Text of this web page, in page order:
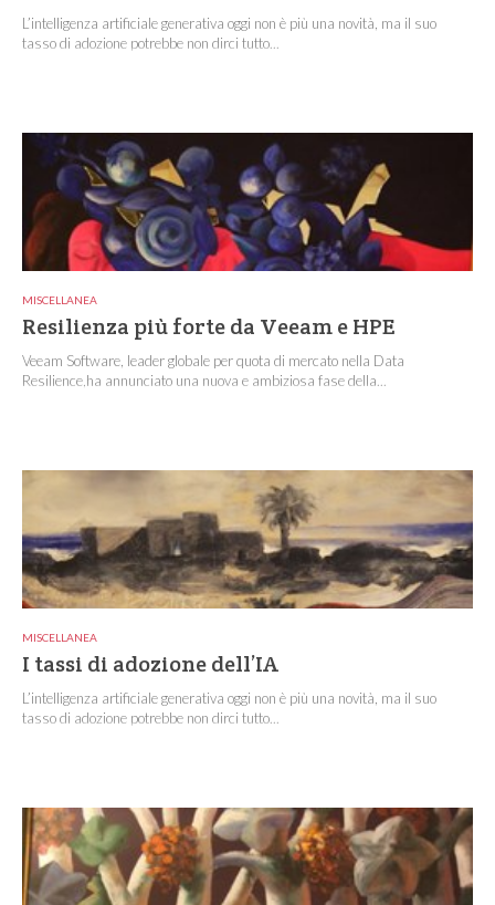
L’intelligenza artificiale generativa oggi non è più una novità, ma il suo
tasso di adozione potrebbe non dirci tutto...
MISCELLANEA
Resilienza più forte da Veeam e HPE
Veeam Software, leader globale per quota di mercato nella Data
Resilience,ha annunciato una nuova e ambiziosa fase della...
MISCELLANEA
I tassi di adozione dell’IA
L’intelligenza artificiale generativa oggi non è più una novità, ma il suo
tasso di adozione potrebbe non dirci tutto...